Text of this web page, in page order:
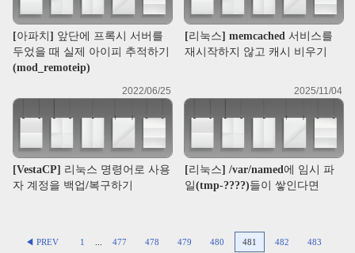
[아파치] 앞단에 프록시 서버를
두었을 때 실제 아이피 추적하기
(mod_remoteip)
[리눅스] memcached 서비스를
재시작하지 않고 캐시 비우기
2022/06/25
[VestaCP] 리눅스 명령어로 사용
자 계정을 백업/복구하기
2025/11/04
[리눅스] /var/named에 임시 파
일(tmp-????)들이 쌓인다면
◀ PREV 1 477 478 479 480 481 482 483